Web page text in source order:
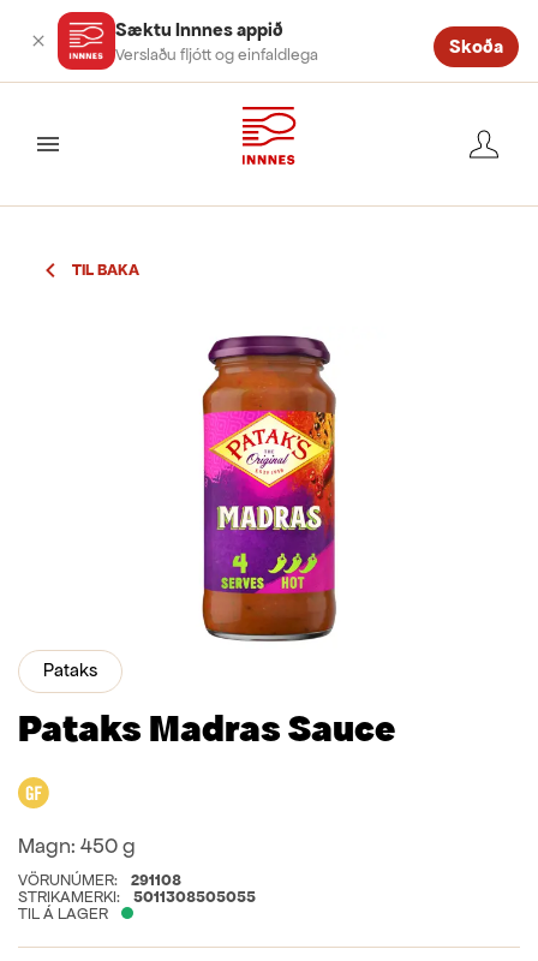
Sæktu Innnes appið
Verslaðu fljótt og einfaldlega Skoða
valmynd
TIL BAKA
Pataks
Pataks Madras Sauce
Magn: 450 g
VÖRUNÚMER:
291108
STRIKAMERKI:
5011308505055
TIL Á LAGER